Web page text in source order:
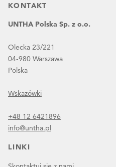
KONTAKT
UNTHA Polska Sp. z o.o.
Olecka 23/221
04-980 Warszawa
Polska
Wskazówki
+48 12 6421896
info@untha.pl
LINKI